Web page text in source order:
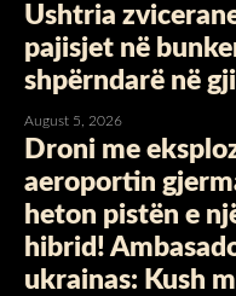
Ushtria
pajisjet në
shpërndarë në
August 5, 2026
Droni me
aeroportin
heton pistën e
hibrid!
ukrainas: Kush